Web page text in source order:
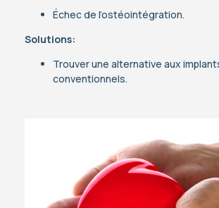
Échec de l’ostéointégration.
Solutions:
Trouver une alternative aux
conventionnels.